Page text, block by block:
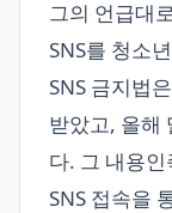
그의 언급대
SNS를 청소
SNS 금지법
받았고, 올해
다. 그 내용
SNS 접속을